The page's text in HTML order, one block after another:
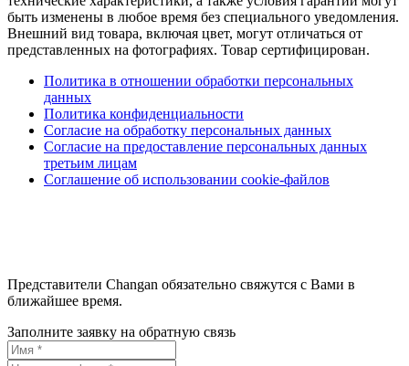
быть изменены в любое время без специального уведомления.
Внешний вид товара, включая цвет, могут отличаться от
представленных на фотографиях. Товар сертифицирован.
Политика в отношении обработки персональных
данных
Политика конфиденциальности
Согласие на обработку персональных данных
Согласие на предоставление персональных данных
третьим лицам
Соглашение об использовании cookie-файлов
Представители Changan обязательно свяжутся с Вами в
ближайшее время.
Заполните заявку на обратную связь